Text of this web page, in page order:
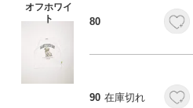
オフホワイ
ト
80
90 在庫切れ